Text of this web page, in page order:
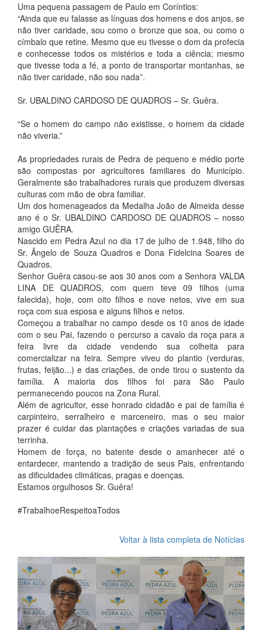
Uma pequena passagem de Paulo em Coríntios:
“Ainda que eu falasse as línguas dos homens e dos anjos, se
não tiver caridade, sou como o bronze que soa, ou como o
címbalo que retine. Mesmo que eu tivesse o dom da profecia
e conhecesse todos os mistérios e toda a ciência; mesmo
que tivesse toda a fé, a ponto de transportar montanhas, se
não tiver caridade, não sou nada”.
Sr. UBALDINO CARDOSO DE QUADROS – Sr. Guêra.
“Se o homem do campo não existisse, o homem da cidade
não viveria.”
As propriedades rurais de Pedra de pequeno e médio porte
são compostas por agricultores familiares do Município.
Geralmente são trabalhadores rurais que produzem diversas
culturas com mão de obra familiar.
Um dos homenageados da Medalha João de Almeida desse
ano é o Sr. UBALDINO CARDOSO DE QUADROS – nosso
amigo GUÊRA.
Nascido em Pedra Azul no dia 17 de julho de 1.948, filho do
Sr. Ângelo de Souza Quadros e Dona Fidelcina Soares de
Quadros.
Senhor Guêra casou-se aos 30 anos com a Senhora VALDA
LINA DE QUADROS, com quem teve 09 filhos (uma
falecida), hoje, com oito filhos e nove netos, vive em sua
roça com sua esposa e alguns filhos e netos.
Começou a trabalhar no campo desde os 10 anos de idade
com o seu Pai, fazendo o percurso a cavalo da roça para a
feira livre da cidade vendendo sua colheita para
comercializar na feira. Sempre viveu do plantio (verduras,
frutas, feijão...) e das criações, de onde tirou o sustento da
família. A maioria dos filhos foi para São Paulo
permanecendo poucos na Zona Rural.
Além de agricultor, esse honrado cidadão e pai de família é
carpinteiro, serralheiro e marceneiro, mas o seu maior
prazer é cuidar das plantações e criações variadas de sua
terrinha.
Homem de força, no batente desde o amanhecer até o
entardecer, mantendo a tradição de seus Pais, enfrentando
as dificuldades climáticas, pragas e doenças.
Estamos orgulhosos Sr. Guêra!
#TrabalhoeRespeitoaTodos
Voltar à lista completa de Notícias